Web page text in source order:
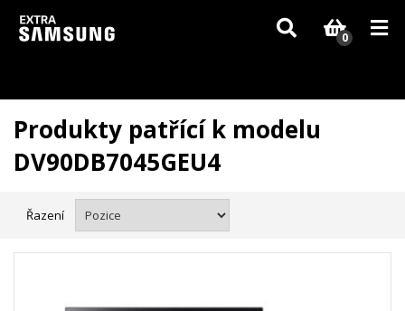
Vzhledem k aktuální situaci se může dodání dílů, které nejsou skladem,
zpozdit. Děkujeme za pochopení.
0
Produkty patřící k modelu
DV90DB7045GEU4
Řazení